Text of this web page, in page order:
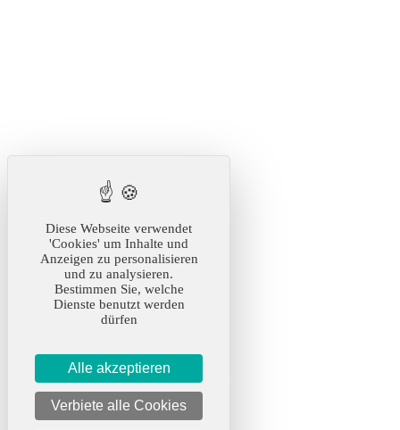
Diese Webseite verwendet
'Cookies' um Inhalte und
Anzeigen zu personalisieren
und zu analysieren.
Bestimmen Sie, welche
Dienste benutzt werden
dürfen
Alle akzeptieren
Verbiete alle Cookies